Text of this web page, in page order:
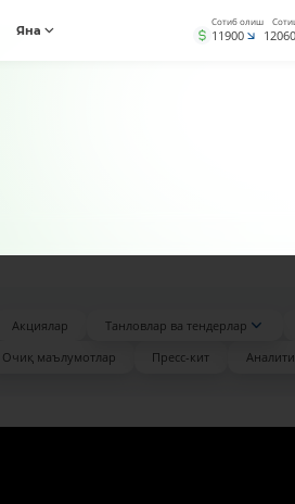
Яна
Сотиб олиш
11900 12060
Акциялар Танловлар ва тендерлар
Очиқ маълумотлар Пресс-кит